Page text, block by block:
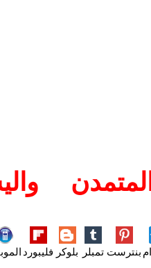
بنترست تمبلر بلوكر فليبورد